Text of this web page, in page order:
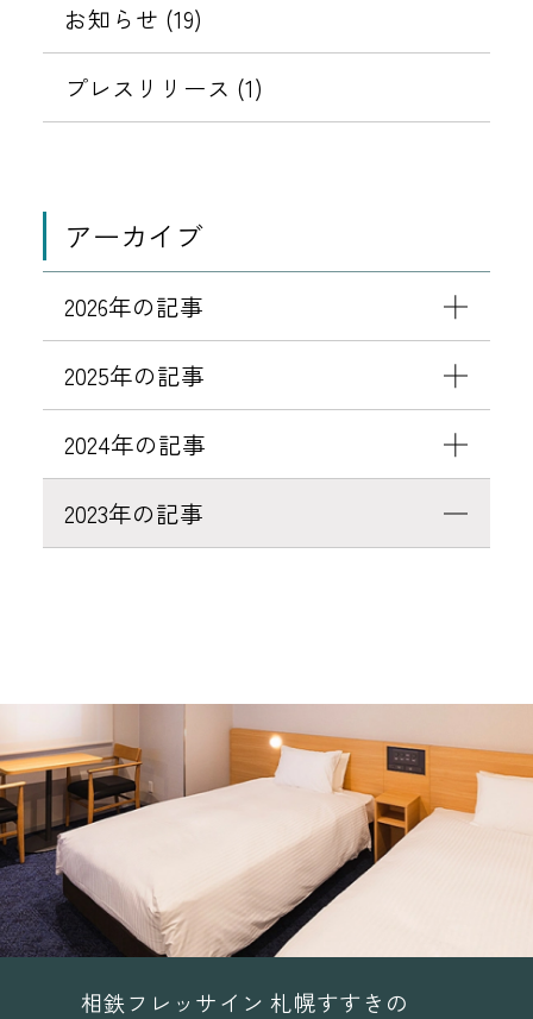
お知らせ (19)
プレスリリース (1)
アーカイブ
2026年の記事
2025年の記事
2024年の記事
2023年の記事
相鉄フレッサイン 札幌すすきの